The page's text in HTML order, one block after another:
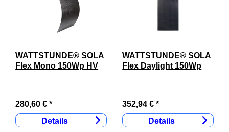
WATTSTUNDE® SOLA
Flex Mono 150Wp HV
280,60 € *
Details
WATTSTUNDE® SOLA
Flex Daylight 150Wp
352,94 € *
Details